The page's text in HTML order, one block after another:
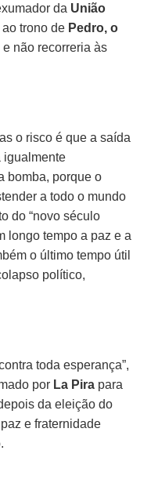
da União
trono de Pedro, o
não recorreria às
o risco é que a saída
igualmente
bomba, porque o
a todo o mundo
do “novo século
longo tempo a paz e a
o último tempo útil
político,
toda esperança”,
por La Pira para
da eleição do
e fraternidade